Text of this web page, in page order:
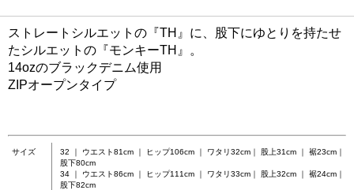
ストレートシルエットの『TH』に、股下にゆとりを持たせ
たシルエットの『モンキーTH』。
14ozのブラックデニム使用
ZIPオープンタイプ
サイズ
32 ｜ ウエスト81cm ｜ ヒップ106cm ｜ ワタリ32cm｜ 股上31cm ｜ 裾23cm｜
股下80cm
34 ｜ ウエスト86cm ｜ ヒップ111cm ｜ ワタリ33cm｜ 股上32cm ｜ 裾24cm｜
股下82cm